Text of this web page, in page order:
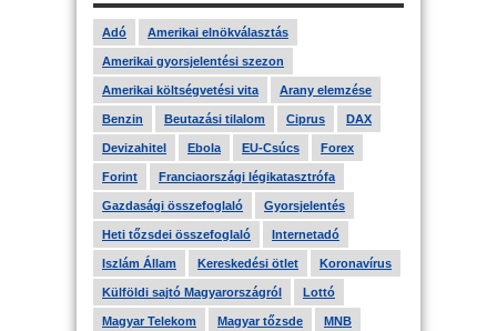
Adó Amerikai elnökválasztás
Amerikai gyorsjelentési szezon
Amerikai költségvetési vita Arany elemzése
Benzin Beutazási tilalom Ciprus DAX
Devizahitel Ebola EU-Csúcs Forex
Forint Franciaországi légikatasztrófa
Gazdasági összefoglaló Gyorsjelentés
Heti tőzsdei összefoglaló Internetadó
Iszlám Állam Kereskedési ötlet Koronavírus
Külföldi sajtó Magyarországról Lottó
Magyar Telekom Magyar tőzsde MNB